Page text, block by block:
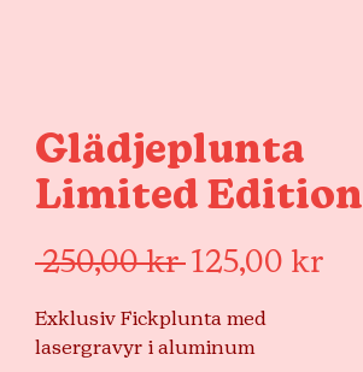
Glädjeplunta
Limited Edition
250,00 kr Ordinarie
125,00 kr
Exklusiv Fickplunta med
lasergravyr i aluminum